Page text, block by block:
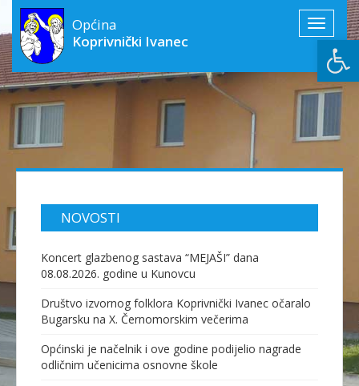
Toggle
Općina
Koprivnički Ivanec
NOVOSTI
Koncert glazbenog sastava “MEJAŠI” dana
08.08.2026. godine u Kunovcu
Društvo izvornog folklora Koprivnički Ivanec očaralo
Bugarsku na X. Černomorskim večerima
Općinski je načelnik i ove godine podijelio nagrade
odličnim učenicima osnovne škole